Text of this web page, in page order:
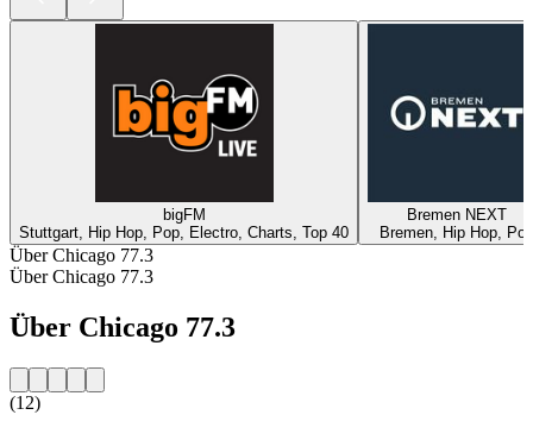
bigFM
Stuttgart, Hip Hop, Pop, Electro, Charts, Top 40
Bremen NEXT
Bremen, Hip Hop, Pop
Über Chicago 77.3
Über Chicago 77.3
Über Chicago 77.3
(12)